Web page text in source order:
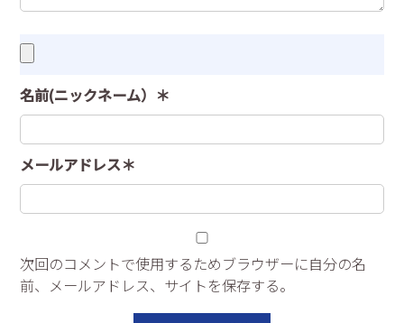
名前(ニックネーム）＊
メールアドレス＊
次回のコメントで使用するためブラウザーに自分の名
前、メールアドレス、サイトを保存する。